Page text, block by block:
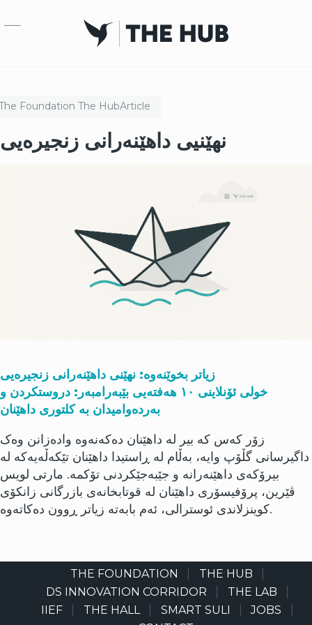
Foundation The HubArticle
نهێنیی داهێنەرانی زنجیرەیی
زیاتر بخوێنەوە: نهێنی داهێنەرانی زنجیرەیی
خولی ئۆنلاینی ١٠ هەفتەیی بێبەرامبەر: دروستکردن و
بەردەوامیدان بە کلتوری داهێنان
زۆر کەس کە بیر لە داهێنان دەکەنەوە وادەزانن وەک
داگیرسانی گڵۆپ وایە، بەڵام لە ڕاستیدا داهێنان تێکەڵەیەکە لە
بیرۆکەی داهێنەرانە و جێبەجێکردنی تۆکمە. مارتی لویس
ڤێرین، پرۆفیسۆری داهێنان لە قوتابخانەی بازرگانی زانکۆی
کوینزلاندی ئوسترالی، ئەم بابەتە زیاتر ڕوون دەکاتەوە.
navigation
THE FOUNDATION
THE HUB
DS INNOVATION CORRIDOR
THE LAB
IIEF
THE HALL SMART SULI
JOBS